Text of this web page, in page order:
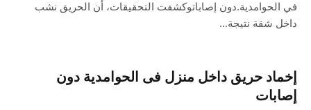
في الحوامدية.دون إصاباتوكشفت التحقيقات، أن الحريق نشب
داخل شقة نتيجة…
إخماد حريق داخل منزل فى الحوامدية دون
إصابات